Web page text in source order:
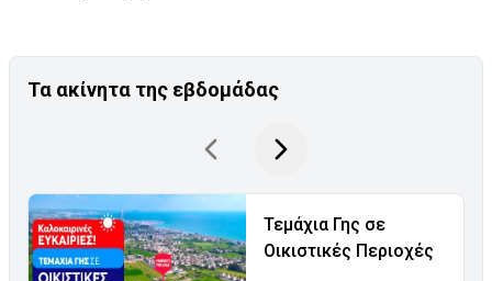
Τα ακίνητα της εβδομάδας
Τεμάχια Γης σε
Οικιστικές Περιοχές